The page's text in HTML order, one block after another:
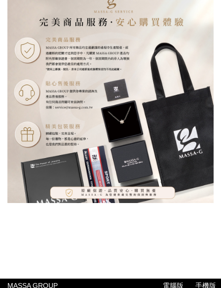
MASSA GROUP 電腦版 手機版